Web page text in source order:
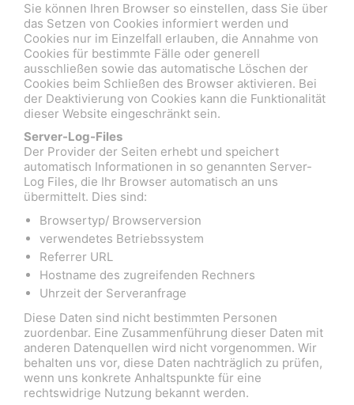
Sie können Ihren Browser so einstellen, dass Sie über
das Setzen von Cookies informiert werden und
Cookies nur im Einzelfall erlauben, die Annahme von
Cookies für bestimmte Fälle oder generell
ausschließen sowie das automatische Löschen der
Cookies beim Schließen des Browser aktivieren. Bei
der Deaktivierung von Cookies kann die Funktionalität
dieser Website eingeschränkt sein.
Server-Log-Files
Der Provider der Seiten erhebt und speichert
automatisch Informationen in so genannten Server-
Log Files, die Ihr Browser automatisch an uns
übermittelt. Dies sind:
Browsertyp/ Browserversion
verwendetes Betriebssystem
Referrer URL
Hostname des zugreifenden Rechners
Uhrzeit der Serveranfrage
Diese Daten sind nicht bestimmten Personen
zuordenbar. Eine Zusammenführung dieser Daten mit
anderen Datenquellen wird nicht vorgenommen. Wir
behalten uns vor, diese Daten nachträglich zu prüfen,
wenn uns konkrete Anhaltspunkte für eine
rechtswidrige Nutzung bekannt werden.